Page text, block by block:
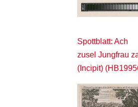
Spottblatt: Ach
zusel Jungfrau
(Incipit)